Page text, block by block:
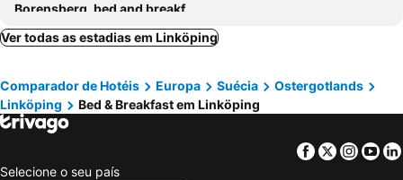
Borensberg, bed and breakfasts
Ver todas as estadias em Linköping
Comparador de Hotéis Europa Suécia
Ostergotlands
Linköping
Bed & Breakfast em Linköping
Facebook
Twitter
Selecione o seu país